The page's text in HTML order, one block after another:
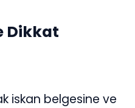
Dikkat
iskan belgesine ve